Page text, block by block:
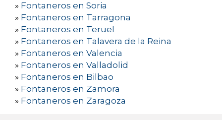
» Fontaneros en Soria
» Fontaneros en Tarragona
» Fontaneros en Teruel
» Fontaneros en Talavera de la Reina
» Fontaneros en Valencia
» Fontaneros en Valladolid
» Fontaneros en Bilbao
» Fontaneros en Zamora
» Fontaneros en Zaragoza